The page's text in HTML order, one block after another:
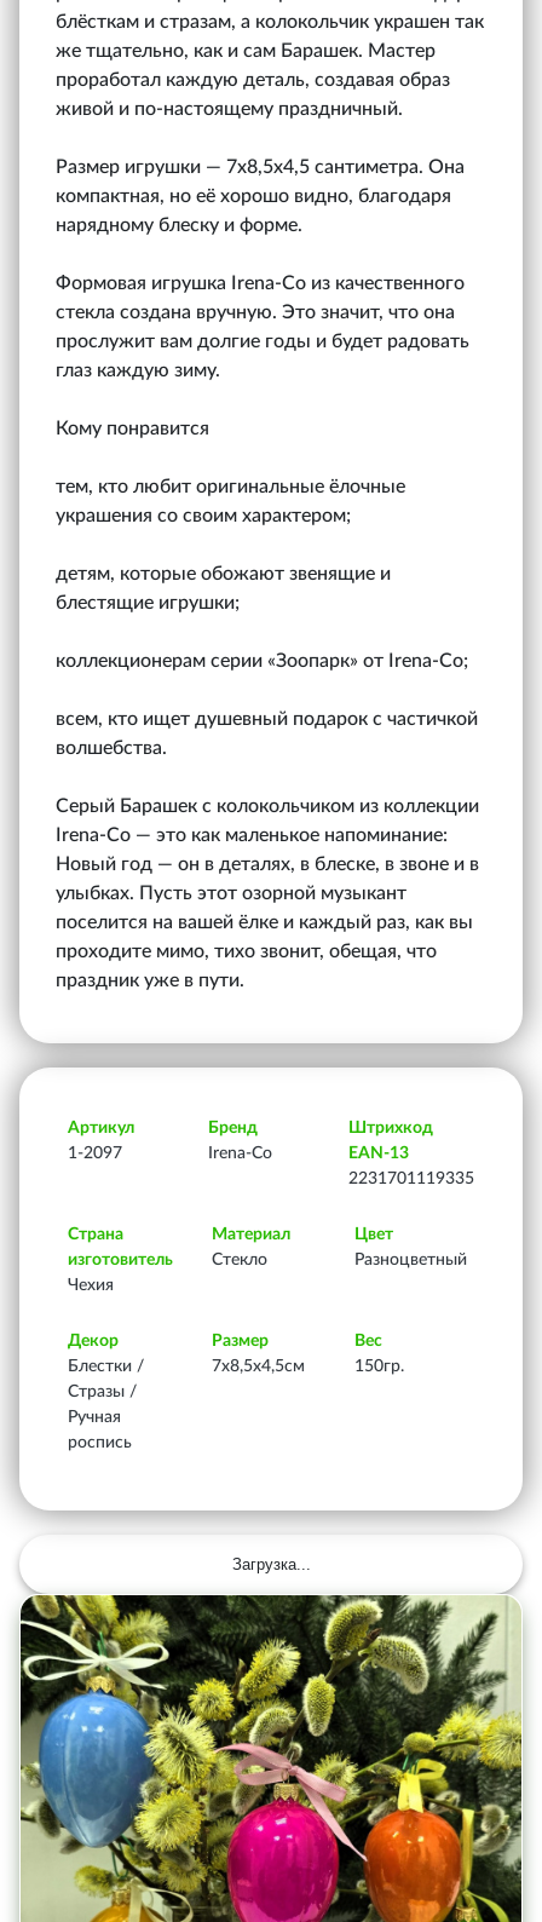
блёсткам и стразам, а колокольчик украшен так
же тщательно, как и сам Барашек. Мастер
проработал каждую деталь, создавая образ
живой и по-настоящему праздничный.
Размер игрушки — 7х8,5х4,5 сантиметра. Она
компактная, но её хорошо видно, благодаря
нарядному блеску и форме.
Формовая игрушка Irena‑Co из качественного
стекла создана вручную. Это значит, что она
прослужит вам долгие годы и будет радовать
глаз каждую зиму.
Кому понравится
тем, кто любит оригинальные ёлочные
украшения со своим характером;
детям, которые обожают звенящие и
блестящие игрушки;
коллекционерам серии «Зоопарк» от Irena‑Co;
всем, кто ищет душевный подарок с частичкой
волшебства.
Серый Барашек с колокольчиком из коллекции
Irena‑Co — это как маленькое напоминание:
Новый год — он в деталях, в блеске, в звоне и в
улыбках. Пусть этот озорной музыкант
поселится на вашей ёлке и каждый раз, как вы
проходите мимо, тихо звонит, обещая, что
праздник уже в пути.
Артикул
1-2097
Бренд
Irena-Co
Штрихкод
EAN-13
2231701119335
Страна
изготовитель
Чехия
Материал
Стекло
Цвет
Разноцветный
Декор
Блестки /
Стразы /
Ручная
роспись
Размер
7х8,5х4,5см
Вес
150гр.
Загрузка...